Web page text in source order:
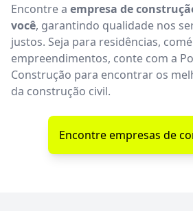
Encontre a empresa de
você, garantindo qualidade nos
justos. Seja para residências,
empreendimentos, conte com a
Construção para encontrar os
da construção civil.
Encontre empresas de